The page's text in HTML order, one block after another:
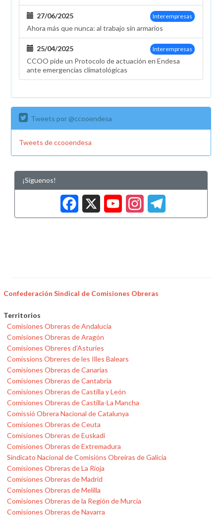
Interempresas
27/06/2025
Ahora más que nunca: al trabajo sin armarios
Interempresas
25/04/2025
CCOO pide un Protocolo de actuación en Endesa
ante emergencias climatológicas
Tweets por @ccooendesa
Tweets de ccooendesa
¡Síguenos!
Facebook
X
Confederación Sindical de Comisiones Obreras
Territorios
Comisiones Obreras de Andalucía
Comisiones Obreras de Aragón
Comisiones Obreres d'Asturies
Comissions Obreres de les Illes Balears
Comisiones Obreras de Canarias
Comisiones Obreras de Cantabria
Comisiones Obreras de Castilla y León
Comisiones Obreras de Castilla-La Mancha
Comissió Obrera Nacional de Catalunya
Comisiones Obreras de Ceuta
Comisiones Obreras de Euskadi
Comisiones Obreras de Extremadura
Sindicato Nacional de Comisións Obreiras de Galicia
Comisiones Obreras de La Rioja
Comisiones Obreras de Madrid
Comisiones Obreras de Melilla
Comisiones Obreras de la Región de Murcia
Comisiones Obreras de Navarra